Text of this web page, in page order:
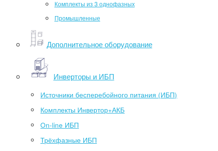
Комплекты из 3 однофазных
Промышленные
Дополнительное оборудование
Инверторы и ИБП
Источники бесперебойного питания (ИБП)
Комплекты Инвертор+АКБ
On-line ИБП
Трёхфазные ИБП